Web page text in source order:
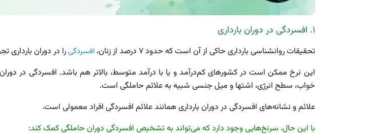
۱. افسردگی در دوران بارداری
تحقیقات روانشناسی بارداری حاکی از آن است که حدود ۷ درصد از زنان، افسردگیرا در دوران بارداری
این نرخ ممکن است در کشورهای کم‌درآمد و یا با درآمد متوسط، بالا‌تر هم باشد. افسردگی در
خواب، سطح انرژی، اشتها و میل جنسی شبیه به علائم حاملگی است.
علائم و نشانه‌های افسردگی در دوران بارداری همانند علائم افسردگی افراد معمولی است.
با این حال، سرنخ‌هایی وجود دارد که می‌تواند به تشخیص افسردگی دوران حاملگی کمک کند: